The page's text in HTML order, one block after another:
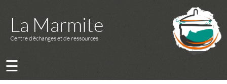
La Marmite
Centre d’échanges et de ressources
☰